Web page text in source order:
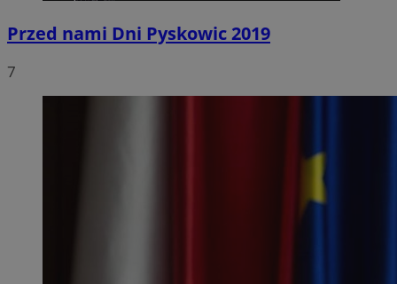
Przed nami Dni Pyskowic 2019
7